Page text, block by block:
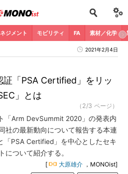
ジメント モビリティ FA 素材／化学
2021年2月4日
「PSA Certified」をリッ
」とは
（2/3 ページ）
「Arm DevSummit 2020」の発表内
社の最新動向について報告する本連
「PSA Certified」を中心としたセキ
について紹介する。
[ 大原雄介 ，MONOist]